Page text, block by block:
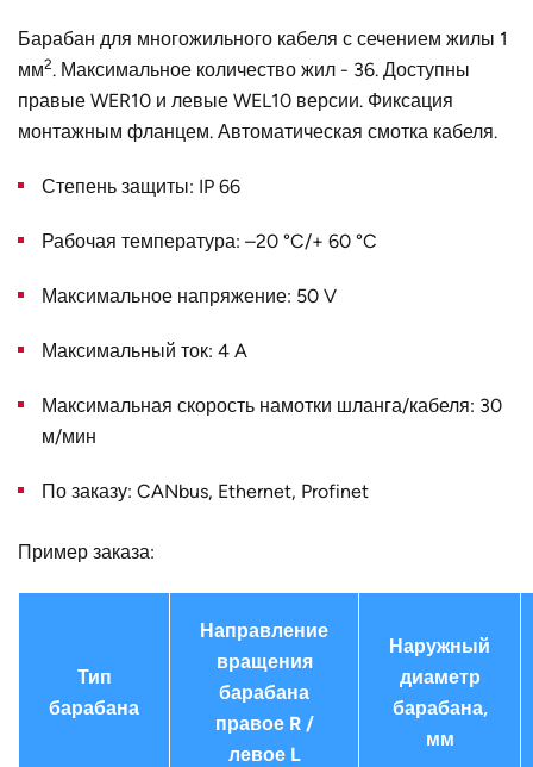
C, мм
D, мм
Конструктивное
диаметр D, мм
Тип крепёжного
фланца
Страна
Барабан для многожильного кабеля с сечением жилы 1
мм2. Максимальное количество жил - 36. Доступны
правые WER10 и левые WEL10 версии. Фиксация
монтажным фланцем. Автоматическая смотка кабеля.
Степень защиты: IP 66
Рабочая температура: –20 °C/+ 60 °C
Максимальное напряжение: 50 V
Максимальный ток: 4 A
Максимальная скорость намотки шланга/кабеля: 30
м/мин
По заказу: CANbus, Ethernet, Profinet
Пример заказа:
Тип
барабана
Направление
вращения
барабана
правое R /
левое L
Наружный
диаметр
барабана,
мм